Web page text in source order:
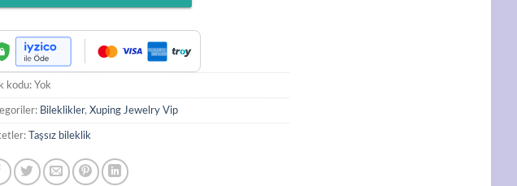
kodu: Yok
Bileklikler, Xuping Jewelry Vip
Taşsız bileklik